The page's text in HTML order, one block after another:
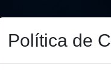
Política de